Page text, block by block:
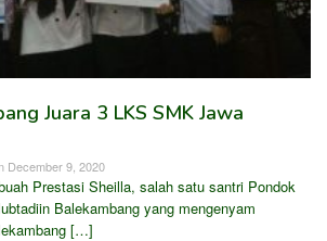
Juara 3 LKS SMK Jawa
December 9, 2020
Prestasi Sheilla, salah satu santri Pondok
Balekambang yang mengenyam
[…]